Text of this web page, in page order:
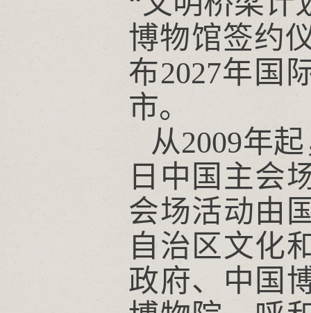
博物馆签约
布2027年国
市。
从2009年
日中国主会
会场活动由
自治区文化
政府、中国